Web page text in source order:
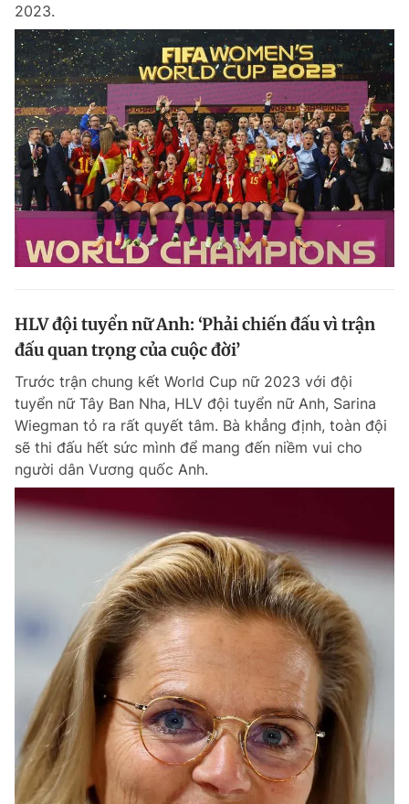
2023.
HLV đội tuyển nữ Anh: ‘Phải chiến đấu vì trận
đấu quan trọng của cuộc đời’
Trước trận chung kết World Cup nữ 2023 với đội
tuyển nữ Tây Ban Nha, HLV đội tuyển nữ Anh, Sarina
Wiegman tỏ ra rất quyết tâm. Bà khẳng định, toàn đội
sẽ thi đấu hết sức mình để mang đến niềm vui cho
người dân Vương quốc Anh.